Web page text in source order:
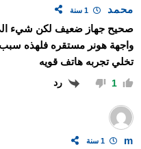
محمد
صحيح جهاز ضعيف لكن شيء
واجهة هونر مستقره فلهذه
تخلي تجربه هاتف قويه
1 رد
m